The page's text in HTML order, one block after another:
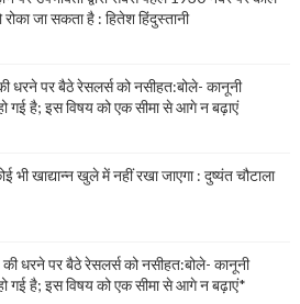
जा सकता है : हितेश हिंदुस्तानी
धरने पर बैठे रेसलर्स को नसीहत:बोले- कानूनी
गई है; इस विषय को एक सीमा से आगे न बढ़ाएं
भी खाद्यान्न खुले में नहीं रखा जाएगा : दुष्यंत चौटाला
की धरने पर बैठे रेसलर्स को नसीहत:बोले- कानूनी
गई है; इस विषय को एक सीमा से आगे न बढ़ाएं*